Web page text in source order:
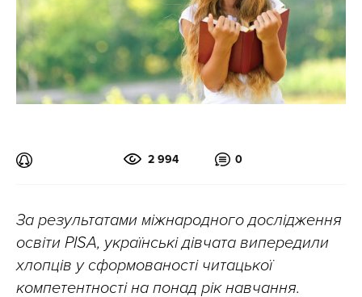
2 994 0
За результатами міжнародного дослідження
освіти PISA, українські дівчата випередили
хлопців у сформованості читацької
компетентності на понад рік навчання.